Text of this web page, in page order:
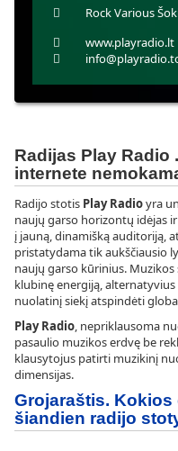
RockVarious
www.playradio.lt
Radijas Play
internete
Radijo stotis Play Radioyra
naujų garso horizontų idėjas
į jauną, dinamišką auditoriją,
pristatydama tik aukščiausio
naujų garso kūrinius.
klubinę energiją,
nuolatinį siekį atspindėti
Play Radio, nepriklausoma
pasaulio muzikos erdvę be
klausytojus patirti muzikinį
dimensijas.
Grojaraštis.
šiandien radijo